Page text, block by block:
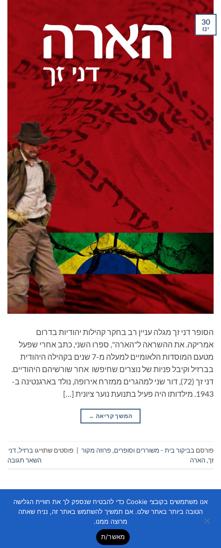
30
ינו
הסופר דני זך מגלה עניין רב בחקר קהילות יהודיות בדרום
אמריקה. את ההשראה ל"הארה", ספרו השני, כתב אחרי שפעל
מטעם המוסדות הלאומיים למעלה מ-7 שנים בקהילה היהודית
בברזיל וקיבל פניות של נוצרים שחיפשו אחר שורשיהם היהודיים.
דני זך (72), דור שני למהגרים ממזרח אירופה, נולד בארגנטינה ב-
1943. מילדותו היה פעיל בתנועת נוער ציונית […]
המשך קריאה →
פורסם בביקור בית - משוררים וסופרים,פרוזה מקור | פוסטים שתוייגו ברזיל,דני
זך,הארה השאר תגובה
Copyright 2026 ©Flatsome Theme
אנו משתמשים בקובצי Cookie כדי להבטיח שנספק לך את חוויית הגלישה
הטובה ביותר באתר שלנו. אם תמשיך להשתמש באתר זה, נניח שאתה
מרוצה ממנו.
מאשר/ת